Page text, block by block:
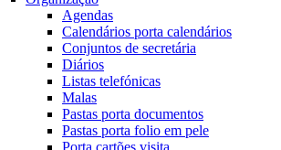
Agendas
Calendários porta calendários
Conjuntos de secretária
Diários
Listas telefónicas
Malas
Pastas porta documentos
Pastas porta folio em pele
Porta cartões visita